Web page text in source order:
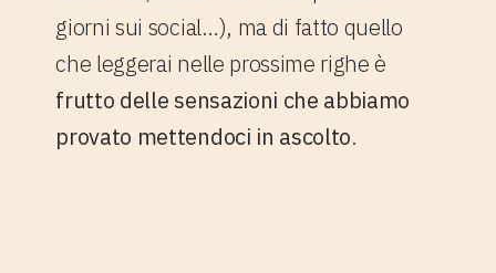
giorni sui social…), ma di fatto quello
che leggerai nelle prossime righe è
frutto delle sensazioni che abbiamo
provato mettendoci in ascolto.